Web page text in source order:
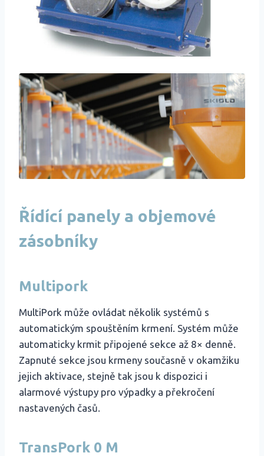
Řídící panely a objemové
zásobníky
Multipork
MultiPork může ovládat několik systémů s
automatickým spouštěním krmení. Systém může
automaticky krmit připojené sekce až 8× denně.
Zapnuté sekce jsou krmeny současně v okamžiku
jejich aktivace, stejně tak jsou k dispozici i
alarmové výstupy pro výpadky a překročení
nastavených časů.
TransPork 0 M